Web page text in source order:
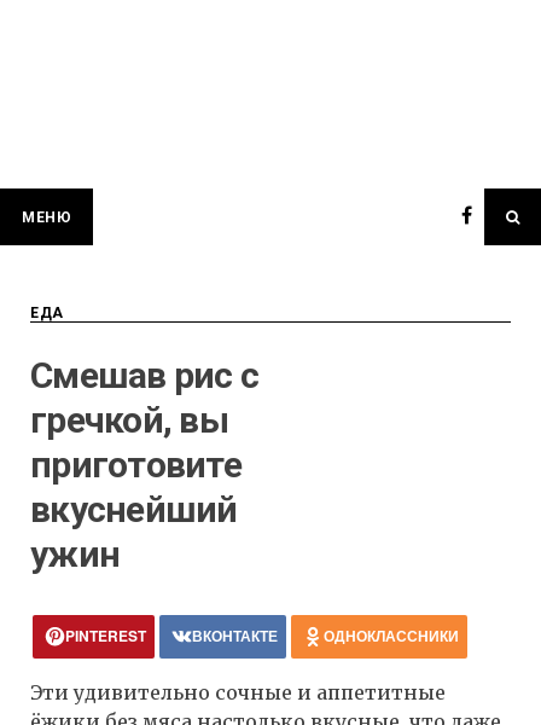
МЕНЮ
ЕДА
Смешав рис с
гречкой, вы
приготовите
вкуснейший
ужин
PINTEREST ВКОНТАКТЕ ОДНОКЛАССНИКИ
Эти удивительно сочные и аппетитные